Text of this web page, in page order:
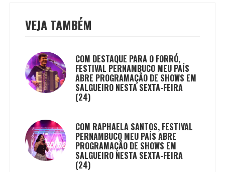
VEJA TAMBÉM
COM DESTAQUE PARA O FORRÓ,
FESTIVAL PERNAMBUCO MEU PAÍS
ABRE PROGRAMAÇÃO DE SHOWS EM
SALGUEIRO NESTA SEXTA-FEIRA
(24)
COM RAPHAELA SANTOS, FESTIVAL
PERNAMBUCO MEU PAÍS ABRE
PROGRAMAÇÃO DE SHOWS EM
SALGUEIRO NESTA SEXTA-FEIRA
(24)